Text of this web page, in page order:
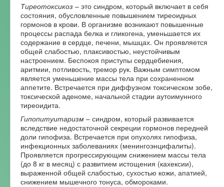
Тиреотоксикоз – это синдром, который включает в себя
состояния, обусловленные повышением тиреоидных
гормонов в крови. В организме возникают повышенные
процессы распада белка и гликогена, уменьшается их
содержание в сердце, печени, мышцах. Он проявляется
общей слабостью, плаксивостью, неустойчивым
настроением. Беспокоя приступы сердцебиения,
аритмии, потливость, тремор рук. Важным симптомом
является уменьшение массы тела при сохраненном
аппетите. Встречается при диффузном токсическом зобе,
токсической аденоме, начальной стадии аутоимунного
тиреоидита.
Гипопитуитаризм – синдром, который развивается
вследствие недостаточной секреции гормонов передней
доли гипофиза. Встречается при опухолях гипофиза,
инфекционных заболеваниях (менингоэнцифалиты).
Проявляется прогрессирующим снижением массы тела
(до 8 кг в месяц) с развитием истощения (кахексии),
выраженной общей слабостью, сухостью кожи, апатией,
снижением мышечного тонуса, обмороками.